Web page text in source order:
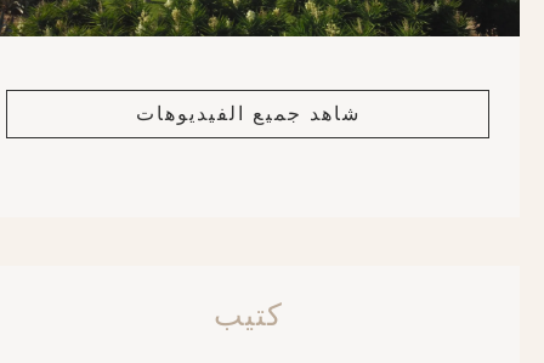
شاهد جميع الفيديوهات
كتيب